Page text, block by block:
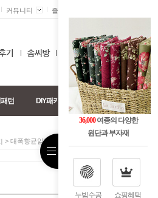
36,000여종의 다양한
원단과 부자재
누빔수공 쇼핑혜택
커뮤니티 즐겨찾기 +
0
턴 DIY패키지
> 대폭향균암막지]루씰-15color(319215)